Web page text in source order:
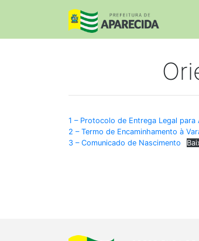
1 – Protocolo de Entrega Legal para
2 – Termo de Encaminhamento à
3 – Comunicado de Nascimento